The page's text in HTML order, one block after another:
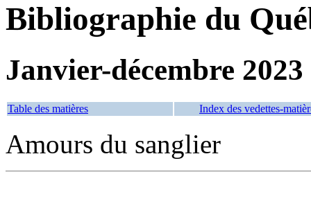
Bibliographie du
Janvier-décembre 2023
Table des matières Index des vedettes-
Amours du sanglier